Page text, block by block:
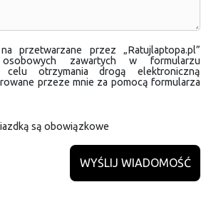
przetwarzane przez „Ratujlaptopa.pl”
zawartych w formularzu
celu otrzymania drogą elektroniczną
przeze mnie za pomocą formularza
są obowiązkowe